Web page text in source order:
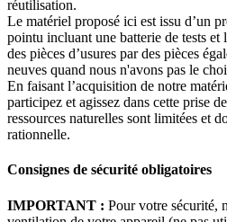
réutilisation.
Le matériel proposé ici est issu d’un
pointu incluant une batterie de tests et
des pièces d’usures par des pièces
neuves quand nous n'avons pas le
En faisant l’acquisition de notre
participez et agissez dans cette prise
ressources naturelles sont limitées et
rationnelle.
Consignes de sécurité obligatoires
IMPORTANT : Pour votre sécurité,